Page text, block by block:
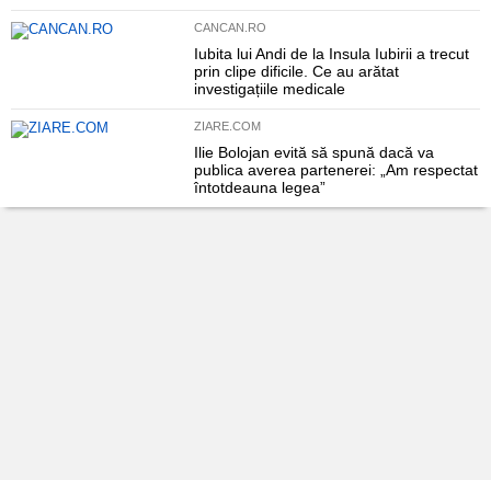
CANCAN.RO
Iubita lui Andi de la Insula Iubirii a trecut
prin clipe dificile. Ce au arătat
investigațiile medicale
ZIARE.COM
Ilie Bolojan evită să spună dacă va
publica averea partenerei: „Am respectat
întotdeauna legea”